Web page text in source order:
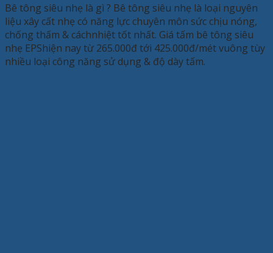
Bê tông siêu nhẹ là gì ? Bê tông siêu nhẹ là loại nguyên
liệu xây cất nhẹ có năng lực chuyên môn sức chịu nóng,
chống thấm & cáchnhiệt tốt nhất. Giá tấm bê tông siêu
nhẹ EPShiện nay từ 265.000đ tới 425.000đ/mét vuông tùy
nhiều loại công năng sử dụng & độ dày tấm.